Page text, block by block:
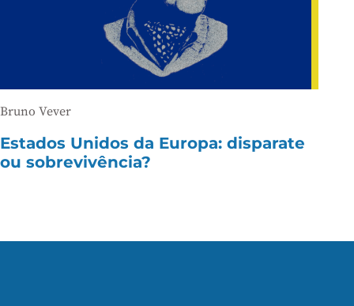
Bruno Vever
Estados Unidos da Europa: disparate
ou sobrevivência?